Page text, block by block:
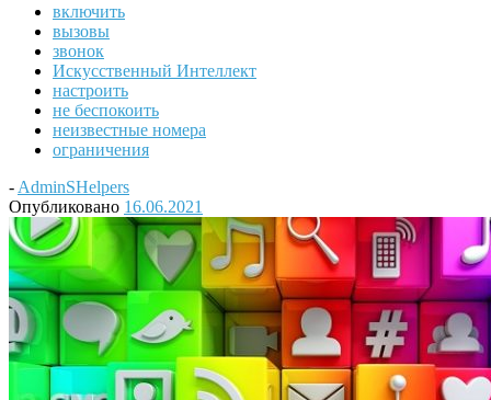
включить
вызовы
звонок
Искусственный Интеллект
настроить
не беспокоить
неизвестные номера
ограничения
- AdminSHelpers
Опубликовано 16.06.2021